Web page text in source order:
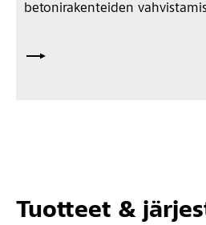
betonirakenteiden
Tuotteet &